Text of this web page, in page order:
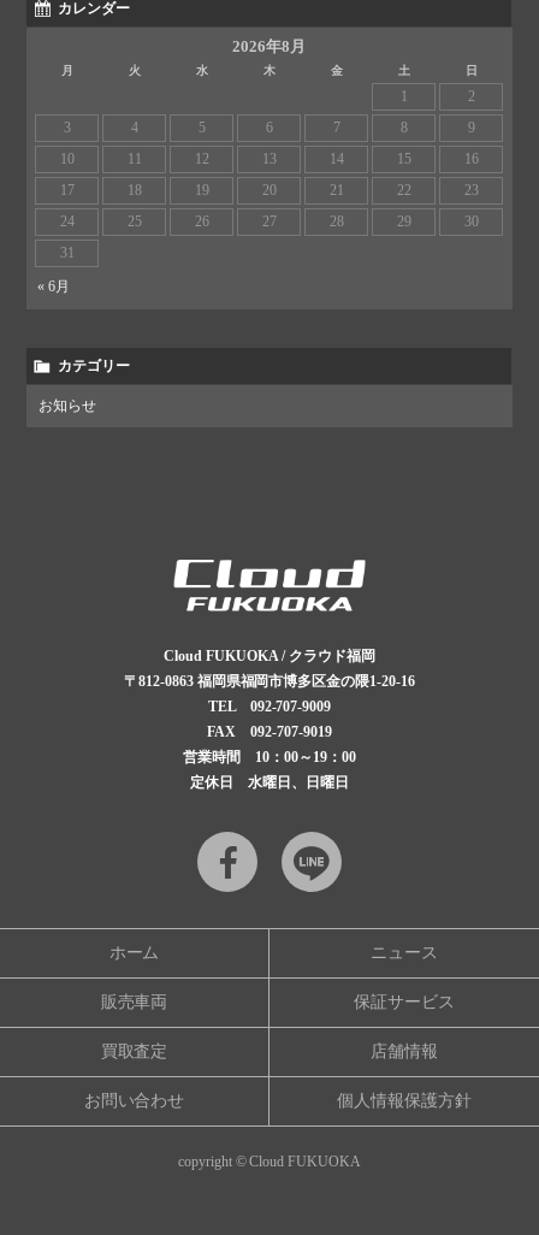
カレンダー
2026年8月
月 火 水 木 金 土 日
1
2
3
4 5 6 7 8
9
10
11 12 13 14 15
16
17
18 19 20 21 22
23
24
25 26 27 28 29
30
31
« 6月
カテゴリー
お知らせ
Cloud FUKUOKA / クラウド福岡
〒812-0863 福岡県福岡市博多区金の隈1-20-16
TEL 092-707-9009
FAX 092-707-9019
営業時間 10：00～19：00
定休日 水曜日、日曜日
Facebook
ホーム ニュース
販売車両 保証サービス
買取査定 店舗情報
お問い合わせ 個人情報保護方針
copyright © Cloud FUKUOKA